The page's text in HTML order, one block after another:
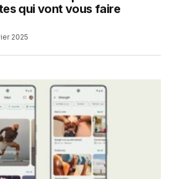
qui vont vous faire
2025